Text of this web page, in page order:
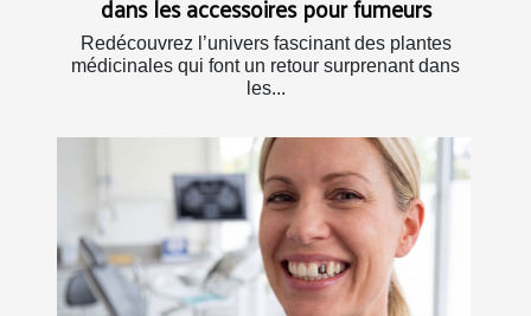
dans les accessoires pour fumeurs
Redécouvrez l’univers fascinant des plantes
médicinales qui font un retour surprenant dans
les...